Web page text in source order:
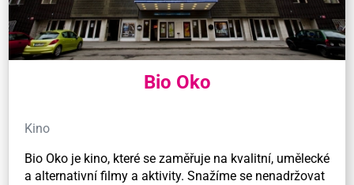
Bio Oko
Kino
Bio Oko je kino, které se zaměřuje na kvalitní, umělecké
a alternativní filmy a aktivity. Snažíme se nenadržovat